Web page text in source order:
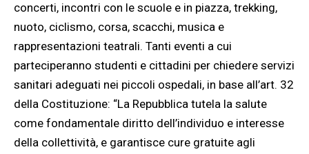
concerti, incontri con le scuole e in piazza, trekking,
nuoto, ciclismo, corsa, scacchi, musica e
rappresentazioni teatrali. Tanti eventi a cui
parteciperanno studenti e cittadini per chiedere servizi
sanitari adeguati nei piccoli ospedali, in base all’art. 32
della Costituzione: “La Repubblica tutela la salute
come fondamentale diritto dell’individuo e interesse
della collettività, e garantisce cure gratuite agli